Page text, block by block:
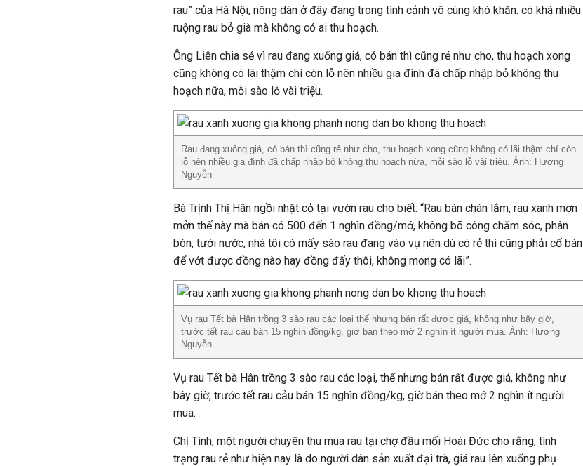
rau” của Hà Nội, nông dân ở đây đang trong tình cảnh vô cùng khó khăn. có khá nhiều
ruộng rau bỏ già mà không có ai thu hoạch.
Ông Liên chia sẻ vì rau đang xuống giá, có bán thì cũng rẻ như cho, thu hoạch xong
cũng không có lãi thậm chí còn lỗ nên nhiều gia đình đã chấp nhập bỏ không thu
hoạch nữa, mỗi sào lỗ vài triệu.
Rau đang xuống giá, có bán thì cũng rẻ như cho, thu hoạch xong cũng không có lãi thậm chí còn
lỗ nên nhiều gia đình đã chấp nhập bỏ không thu hoạch nữa, mỗi sào lỗ vài triệu. Ảnh: Hương
Nguyễn
Bà Trịnh Thị Hân ngồi nhặt cỏ tại vườn rau cho biết: “Rau bán chán lắm, rau xanh mơn
mởn thế này mà bán có 500 đến 1 nghìn đồng/mớ, không bõ công chăm sóc, phân
bón, tưới nước, nhà tôi có mấy sào rau đang vào vụ nên dù có rẻ thì cũng phải cố bán
để vớt được đồng nào hay đồng đấy thôi, không mong có lãi”.
Vụ rau Tết bà Hân trồng 3 sào rau các loại thế nhưng bán rất được giá, không như bây giờ,
trước tết rau cảu bán 15 nghìn đồng/kg, giờ bán theo mớ 2 nghìn ít người mua. Ảnh: Hương
Nguyễn
Vụ rau Tết bà Hân trồng 3 sào rau các loại, thế nhưng bán rất được giá, không như
bây giờ, trước tết rau cảu bán 15 nghìn đồng/kg, giờ bán theo mớ 2 nghìn ít người
mua.
Chị Tình, một người chuyên thu mua rau tại chợ đầu mối Hoài Đức cho rằng, tình
trạng rau rẻ như hiện nay là do người dân sản xuất đại trà, giá rau lên xuống phụ